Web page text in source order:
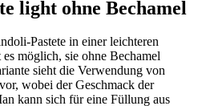
light ohne Bechamel
Pastete in einer leichteren
möglich, sie ohne Bechamel
sieht die Verwendung von
wobei der Geschmack der
kann sich für eine Füllung aus